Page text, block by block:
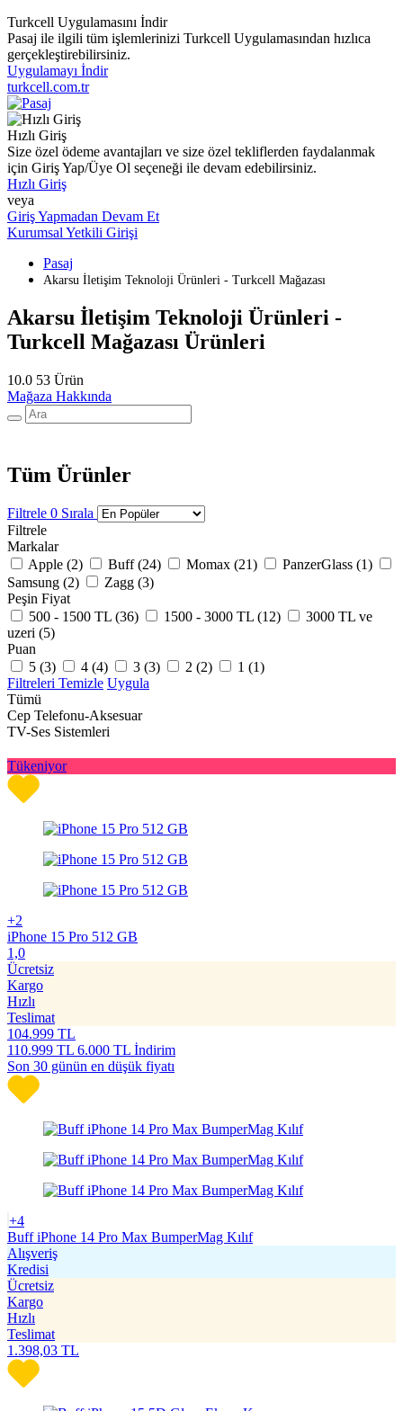
Turkcell Uygulamasını İndir
Pasaj ile ilgili tüm işlemlerinizi Turkcell Uygulamasından hızlıca
gerçekleştirebilirsiniz.
Uygulamayı İndir
turkcell.com.tr
Hızlı Giriş
Size özel ödeme avantajları ve size özel tekliflerden faydalanmak
için Giriş Yap/Üye Ol seçeneği ile devam edebilirsiniz.
Hızlı Giriş
veya
Giriş Yapmadan Devam Et
Kurumsal Yetkili Girişi
Pasaj
Akarsu İletişim Teknoloji Ürünleri - Turkcell Mağazası
Akarsu İletişim Teknoloji Ürünleri -
Turkcell Mağazası Ürünleri
10.0 53 Ürün
Mağaza Hakkında
Tüm Ürünler
Filtrele 0 Sırala
Filtrele
Markalar
Apple (2) Buff (24) Momax (21) PanzerGlass (1)
Samsung (2) Zagg (3)
Peşin Fiyat
500 - 1500 TL (36) 1500 - 3000 TL (12)
3000 TL ve
uzeri (5)
Puan
5 (3) 4 (4) 3 (3) 2 (2) 1 (1)
Filtreleri Temizle Uygula
Tümü
Cep Telefonu-Aksesuar
TV-Ses Sistemleri
Tükeniyor
+2
iPhone 15 Pro 512 GB
1,0
Ücretsiz
Kargo
Hızlı
Teslimat
104.999 TL
110.999 TL 6.000 TL İndirim
Son 30 günün en düşük fiyatı
+4
Buff iPhone 14 Pro Max BumperMag Kılıf
Alışveriş
Kredisi
Ücretsiz
Kargo
Hızlı
Teslimat
1.398,03 TL